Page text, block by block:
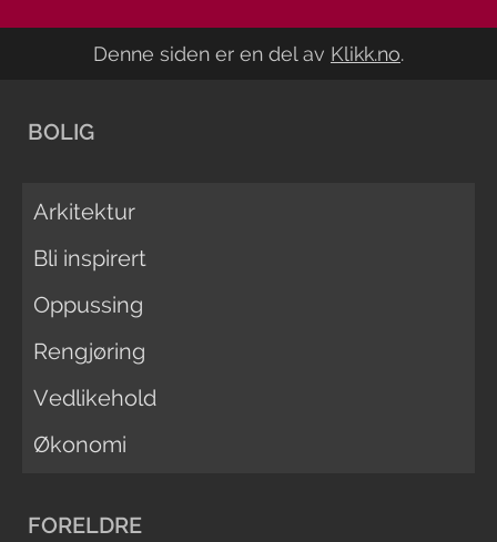
Denne siden er en del av Klikk.no.
BOLIG
Arkitektur
Bli inspirert
Oppussing
Rengjøring
Vedlikehold
Økonomi
FORELDRE